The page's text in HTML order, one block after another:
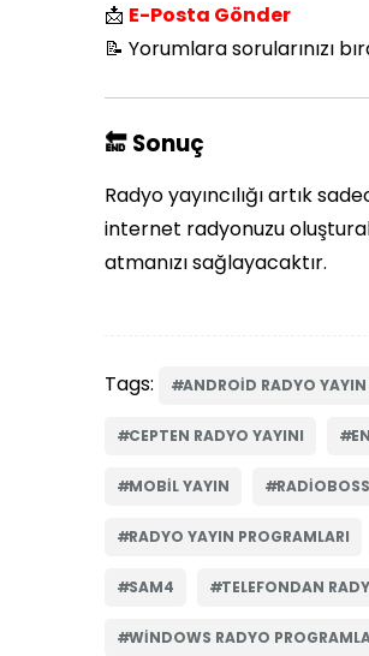
📩 E-Posta Gönder
📝 Yorumlara sorularınızı
🔚 Sonuç
Radyo yayıncılığı artık
internet radyonuzu
atmanızı sağlayacaktır.
Tags: ANDROID RADYO
CEPTEN RADYO YAYINI
MOBIL YAYIN RADIOBOSS
RADYO YAYIN PROGRAMLARI
SAM4 TELEFONDAN
WINDOWS RADYO